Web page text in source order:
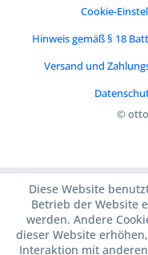
Cookie-
Hinweis gemäß § 18
Versand und
©
Diese Website
Betrieb der Website
werden. Andere
dieser Website
Interaktion mit